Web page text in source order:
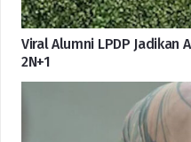
Viral Alumni LPDP Jadikan
2N+1